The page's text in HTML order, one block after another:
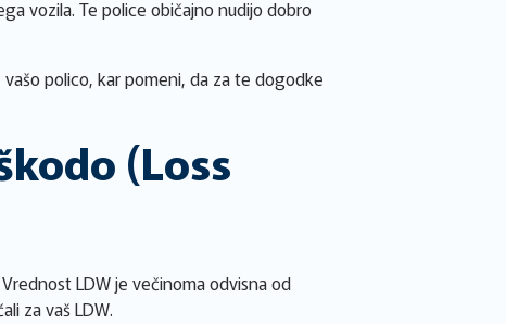
vozila. Te police običajno nudijo dobro
polico, kar pomeni, da za te dogodke
(Loss
LDW je večinoma odvisna od
za vaš LDW.